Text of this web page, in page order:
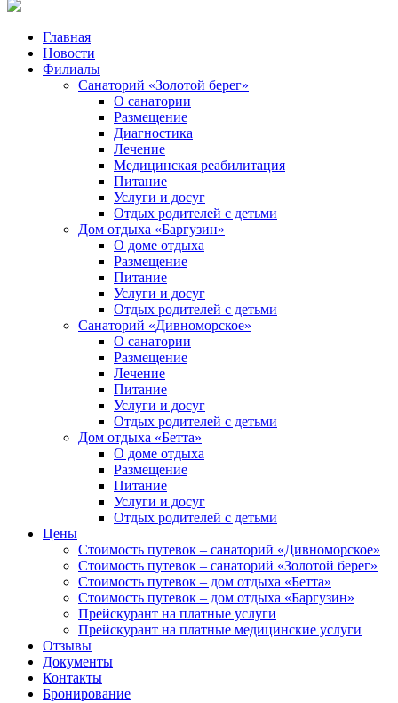
Главная
Новости
Филиалы
Санаторий «Золотой берег»
О санатории
Размещение
Диагностика
Лечение
Медицинская реабилитация
Питание
Услуги и досуг
Отдых родителей с детьми
Дом отдыха «Баргузин»
О доме отдыха
Размещение
Питание
Услуги и досуг
Отдых родителей с детьми
Санаторий «Дивноморское»
О санатории
Размещение
Лечение
Питание
Услуги и досуг
Отдых родителей с детьми
Дом отдыха «Бетта»
О доме отдыха
Размещение
Питание
Услуги и досуг
Отдых родителей с детьми
Цены
Стоимость путевок – санаторий «Дивноморское»
Стоимость путевок – санаторий «Золотой берег»
Стоимость путевок – дом отдыха «Бетта»
Стоимость путевок – дом отдыха «Баргузин»
Прейскурант на платные услуги
Прейскурант на платные медицинские услуги
Отзывы
Документы
Контакты
Бронирование